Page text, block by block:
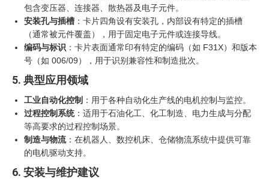
包含变压器、连接器、散热器及电子元件。
安装孔与插槽 ：卡片四角设有安装孔，内部设有特定的插槽
（通常被元件覆盖），用于固定电子元件或连接导线。
编码与标识 ：卡片表面通常印有特定的编码（如 F31X）和版本
号（如 006/09），用于识别兼容性和制造批次。
5. 典型应用领域
工业自动化控制 ：用于各种自动化生产线的电机控制与监控。
过程控制系统：适用于石油化工、化工制造、电力生成与分配
等高要求的过程控制场景。
制造与物流：在机器人、数控机床、仓储物流系统中提供可靠
的电机驱动支持。
6. 安装与维护建议